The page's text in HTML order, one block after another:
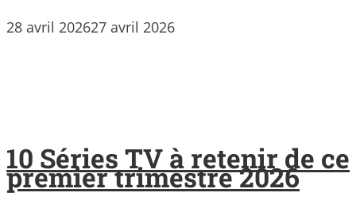
28 avril 202627 avril 2026
10 Séries TV à retenir de ce
premier trimestre 2026